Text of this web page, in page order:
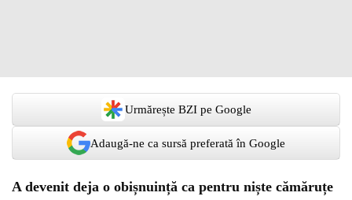
Urmărește BZI pe Google
Adaugă-ne ca sursă preferată în Google
A devenit deja o obișnuință ca pentru niște cămăruțe